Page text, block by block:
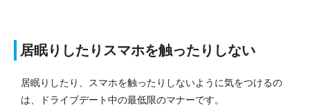
居眠りしたりスマホを触ったりしない
居眠りしたり、スマホを触ったりしないように気をつけるの
は、ドライブデート中の最低限のマナーです。